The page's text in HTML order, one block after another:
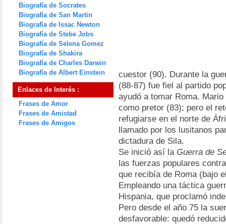
Biografía de Socrates
Biografía de San Martin
Biografía de Issac Newton
Biografía de Stebe Jobs
Biografía de Selena Gomez
Biografía de Shakira
Biografía de Charles Darwin
Biografía de Albert Einstein
Enlaces de Interés :
Frases de Amor
Frases de Amistad
Frases de Amigos
cuestor (90). Durante la
(88-87) fue fiel al partido
ayudó a tomar Roma.
como pretor (83); pero el
refugiarse en el norte de
llamado por los lusitanos
dictadura de Sila.
Se inició así la Guerra de
las fuerzas populares
que recibía de Roma (bajo
Empleando una táctica
Hispania, que proclamó
Pero desde el año 75 la
desfavorable: quedó